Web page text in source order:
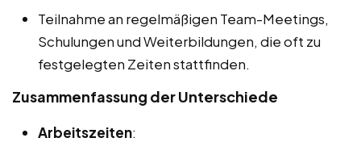
Teilnahme an regelmäßigen Team-Meetings,
Schulungen und Weiterbildungen, die oft zu
festgelegten Zeiten stattfinden.
Zusammenfassung der Unterschiede
Arbeitszeiten: